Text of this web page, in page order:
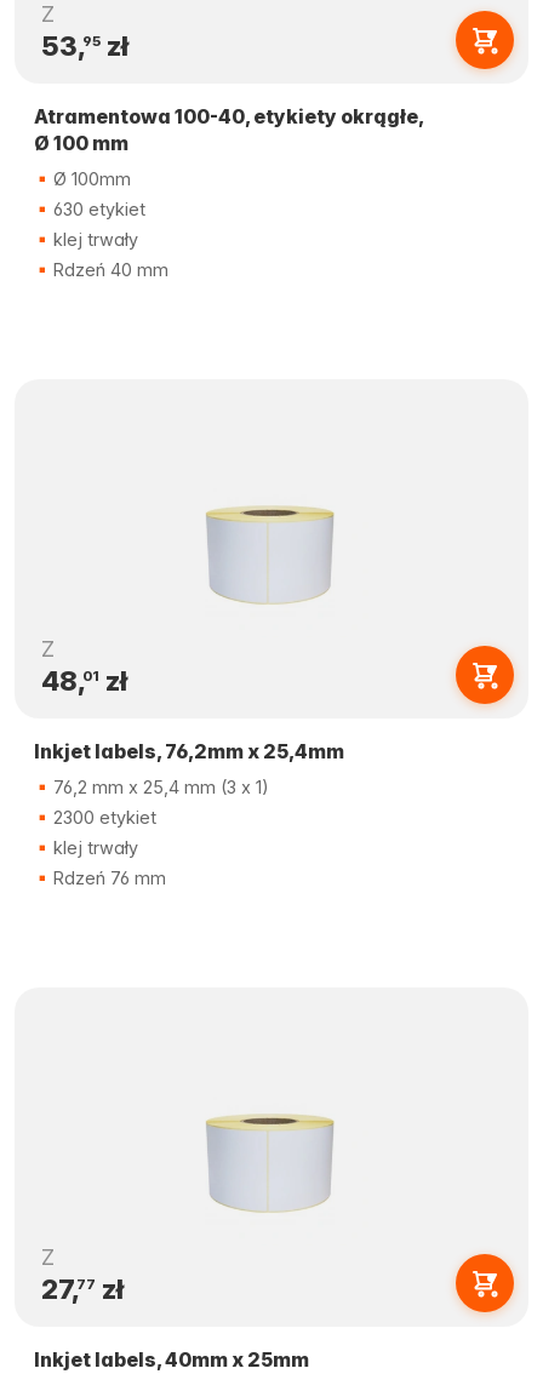
Z
53,95zł
Atramentowa 100-40, etykiety okrągłe,
Ø 100 mm
Ø 100mm
630 etykiet
klej trwały
Rdzeń 40 mm
Z
48,01 zł
Inkjet labels, 76,2mm x 25,4mm
76,2 mm x 25,4 mm (3 x 1)
2300 etykiet
klej trwały
Rdzeń 76 mm
Z
27,77 zł
Inkjet labels, 40mm x 25mm